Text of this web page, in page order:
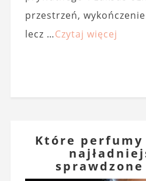
przestrzeń,
lecz …Czytaj więcej
Które perfumy